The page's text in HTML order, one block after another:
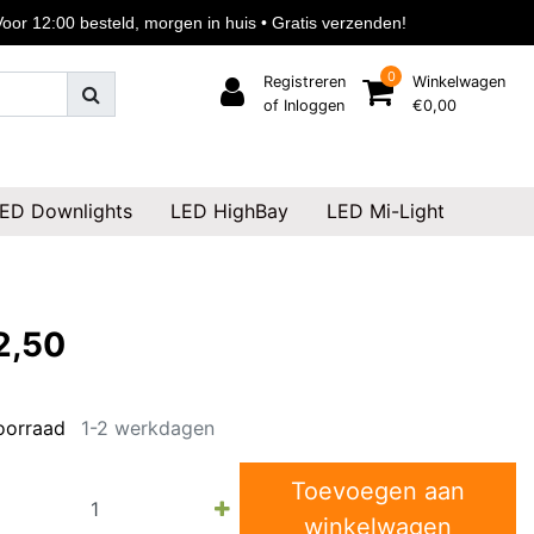
Registreren
of Inloggen
0
Winkelwagen
€0,00
Downlights LED HighBay LED Mi-Light
1-2 werkdagen
Toevoegen aan
winkelwagen
12:00 besteld, morgen in huis • Gratis verzenden!